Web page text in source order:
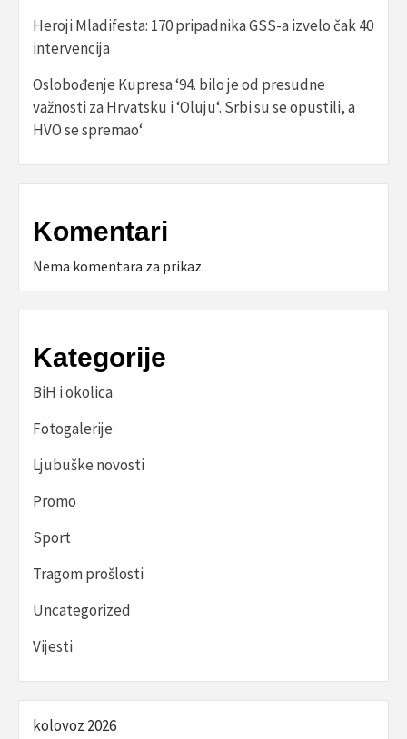
Heroji Mladifesta: 170 pripadnika GSS-a izvelo čak 40
intervencija
Oslobođenje Kupresa ‘94. bilo je od presudne
važnosti za Hrvatsku i ‘Oluju‘. Srbi su se opustili, a
HVO se spremao‘
Komentari
Nema komentara za prikaz.
Kategorije
BiH i okolica
Fotogalerije
Ljubuške novosti
Promo
Sport
Tragom prošlosti
Uncategorized
Vijesti
kolovoz 2026